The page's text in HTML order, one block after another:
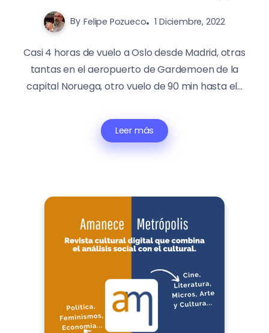
By Felipe Pozueco 1 Diciembre, 2022
Casi 4 horas de vuelo a Oslo desde Madrid, otras
tantas en el aeropuerto de Gardemoen de la
capital Noruega, otro vuelo de 90 min hasta el...
Leer más